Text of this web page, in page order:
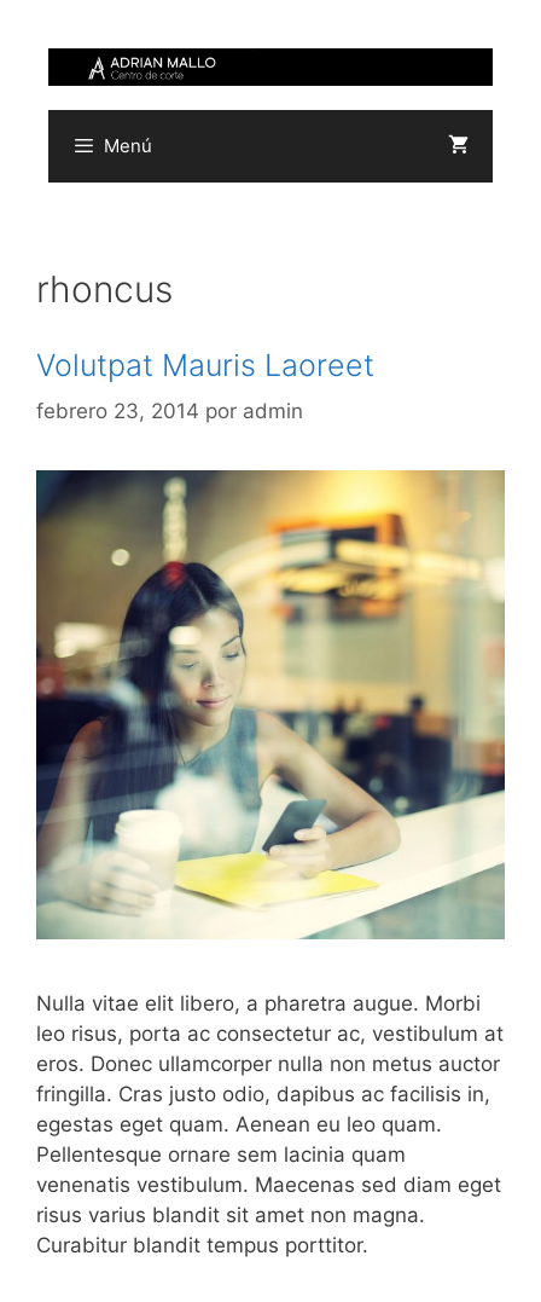
contenido
Menú
rhoncus
Volutpat Mauris Laoreet
febrero 23, 2014 por admin
Nulla vitae elit libero, a pharetra augue. Morbi
leo risus, porta ac consectetur ac, vestibulum at
eros. Donec ullamcorper nulla non metus auctor
fringilla. Cras justo odio, dapibus ac facilisis in,
egestas eget quam. Aenean eu leo quam.
Pellentesque ornare sem lacinia quam
venenatis vestibulum. Maecenas sed diam eget
risus varius blandit sit amet non magna.
Curabitur blandit tempus porttitor.